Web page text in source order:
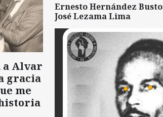
a Alvar
gracia
me
Ernesto Hernández
José Lezama Lima